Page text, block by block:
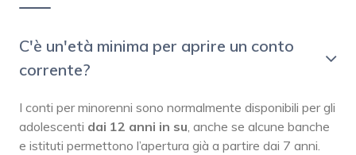
C'è un'età minima per aprire un conto
corrente?
I conti per minorenni sono normalmente disponibili per gli
adolescenti dai 12 anni in su, anche se alcune banche
e istituti permettono l’apertura già a partire dai 7 anni.